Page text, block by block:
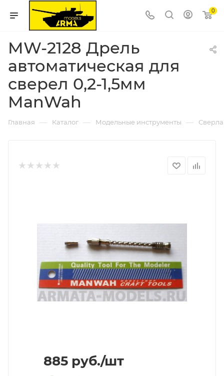
0
MW-2128 Дрель
автоматическая для
сверел 0,2-1,5мм
ManWah
Главная — Каталог — Модельные инструменты — Сверла
885 руб./шт